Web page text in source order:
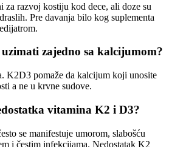
razvoj kostiju kod dece, ali doze su
Pre davanja bilo kog suplementa
zajedno sa kalcijumom?
K2D3 pomaže da kalcijum koji unosite
a ne u krvne sudove.
vitamina K2 i D3?
se manifestuje umorom, slabošću
i čestim infekcijama. Nedostatak K2